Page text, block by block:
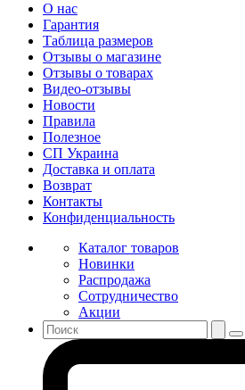
О нас
Гарантия
Таблица размеров
Отзывы о магазине
Отзывы о товарах
Видео-отзывы
Новости
Правила
Полезное
СП Украина
Доставка и оплата
Возврат
Контакты
Конфиденциальность
Каталог товаров
Новинки
Распродажа
Сотрудничество
Акции